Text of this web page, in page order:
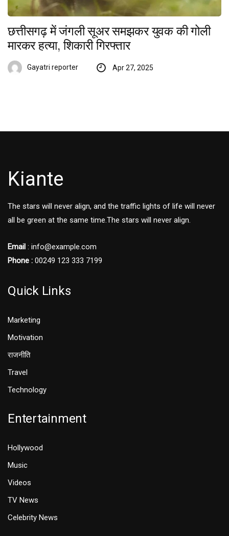
छत्तीसगढ़ में जंगली सूअर समझकर युवक की गोली
मारकर हत्या, शिकारी गिरफ्तार
Gayatri reporter Apr 27, 2025
Kiante
The stars will never align, and the traffic lights of life will never
all be green at the same time.The stars will never align.
Email : info@example.com
Phone : 00249 123 333 7199
Quick Links
Marketing
Motivation
राजनीति
Travel
Technology
Entertainment
Hollywood
Music
Videos
TV News
Celebrity News